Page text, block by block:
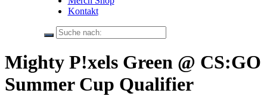
Kontakt
Mighty P!xels Green @ CS:GO
Summer Cup Qualifier